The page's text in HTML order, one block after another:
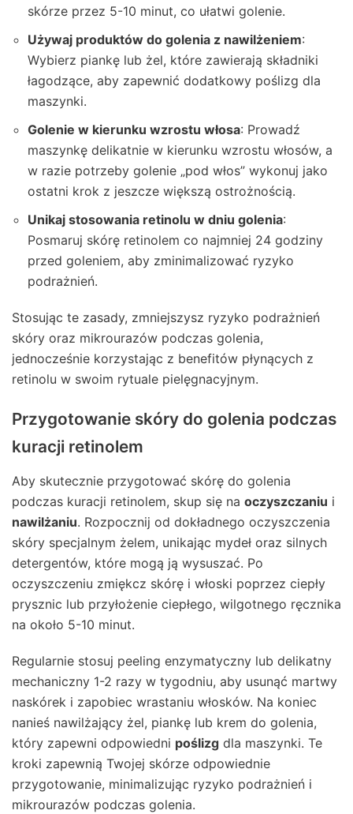
skórze przez 5-10 minut, co ułatwi golenie.
Używaj produktów do golenia z nawilżeniem:
Wybierz piankę lub żel, które zawierają składniki
łagodzące, aby zapewnić dodatkowy poślizg dla
maszynki.
Golenie w kierunku wzrostu włosa: Prowadź
maszynkę delikatnie w kierunku wzrostu włosów, a
w razie potrzeby golenie „pod włos” wykonuj jako
ostatni krok z jeszcze większą ostrożnością.
Unikaj stosowania retinolu w dniu golenia:
Posmaruj skórę retinolem co najmniej 24 godziny
przed goleniem, aby zminimalizować ryzyko
podrażnień.
Stosując te zasady, zmniejszysz ryzyko podrażnień
skóry oraz mikrourazów podczas golenia,
jednocześnie korzystając z benefitów płynących z
retinolu w swoim rytuale pielęgnacyjnym.
Przygotowanie skóry do golenia podczas
kuracji retinolem
Aby skutecznie przygotować skórę do golenia
podczas kuracji retinolem, skup się na oczyszczaniu i
nawilżaniu. Rozpocznij od dokładnego oczyszczenia
skóry specjalnym żelem, unikając mydeł oraz silnych
detergentów, które mogą ją wysuszać. Po
oczyszczeniu zmiękcz skórę i włoski poprzez ciepły
prysznic lub przyłożenie ciepłego, wilgotnego ręcznika
na około 5-10 minut.
Regularnie stosuj peeling enzymatyczny lub delikatny
mechaniczny 1-2 razy w tygodniu, aby usunąć martwy
naskórek i zapobiec wrastaniu włosków. Na koniec
nanieś nawilżający żel, piankę lub krem do golenia,
który zapewni odpowiedni poślizg dla maszynki. Te
kroki zapewnią Twojej skórze odpowiednie
przygotowanie, minimalizując ryzyko podrażnień i
mikrourazów podczas golenia.